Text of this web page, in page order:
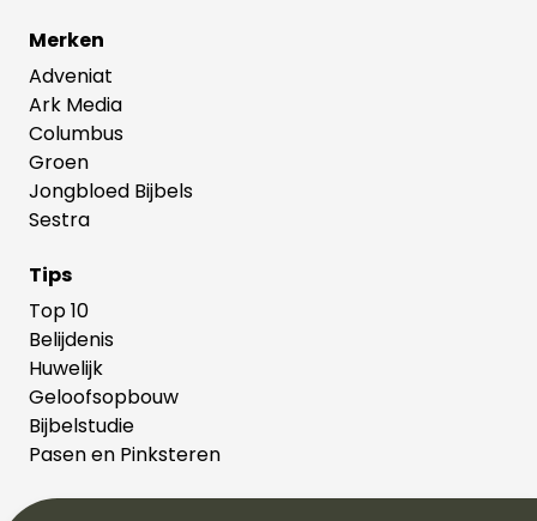
Merken
Adveniat
Ark Media
Columbus
Groen
Jongbloed Bijbels
Sestra
Tips
Top 10
Belijdenis
Huwelijk
Geloofsopbouw
Bijbelstudie
Pasen en Pinksteren